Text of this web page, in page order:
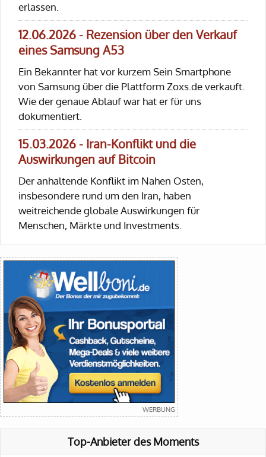
erlassen.
12.06.2026 - Rezension über den Verkauf
eines Samsung A53
Ein Bekannter hat vor kurzem Sein Smartphone
von Samsung über die Plattform Zoxs.de verkauft.
Wie der genaue Ablauf war hat er für uns
dokumentiert.
15.03.2026 - Iran-Konflikt und die
Auswirkungen auf Bitcoin
Der anhaltende Konflikt im Nahen Osten,
insbesondere rund um den Iran, haben
weitreichende globale Auswirkungen für
Menschen, Märkte und Investments.
Top-Anbieter des Moments